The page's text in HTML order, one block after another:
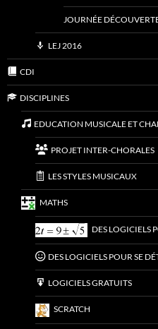
JOURNÉE
LEJ 2016
CDI
DISCIPLINES
EDUCATION MUSICALE ET
PROJET INTER-CHORALES
LES STYLES MUSICAUX
MATHS
DES LOGICIELS
DES LOGICIELS POUR SE
LOGICIELS GRATUITS
SCRATCH